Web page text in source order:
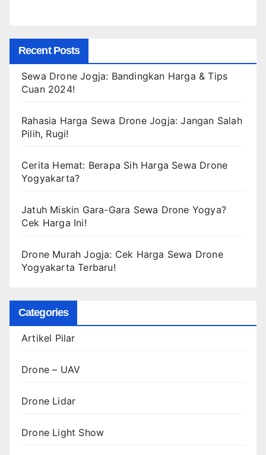
Recent Posts
Sewa Drone Jogja: Bandingkan Harga & Tips
Cuan 2024!
Rahasia Harga Sewa Drone Jogja: Jangan Salah
Pilih, Rugi!
Cerita Hemat: Berapa Sih Harga Sewa Drone
Yogyakarta?
Jatuh Miskin Gara-Gara Sewa Drone Yogya?
Cek Harga Ini!
Drone Murah Jogja: Cek Harga Sewa Drone
Yogyakarta Terbaru!
Categories
Artikel Pilar
Drone – UAV
Drone Lidar
Drone Light Show